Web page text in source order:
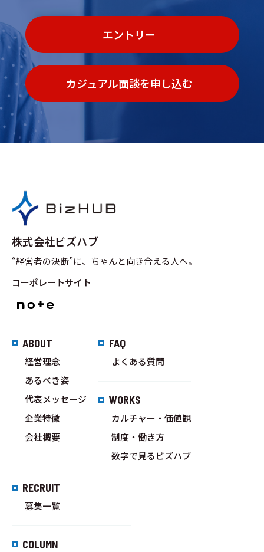
エントリー
カジュアル面談を申し込む
株式会社ビズハブ
“経営者の決断”に、ちゃんと向き合える人へ。
コーポレートサイト
ABOUT
経営理念
あるべき姿
代表メッセージ
企業特徴
会社概要
FAQ
よくある質問
WORKS
カルチャー・価値観
制度・働き方
数字で見るビズハブ
RECRUIT
募集一覧
COLUMN